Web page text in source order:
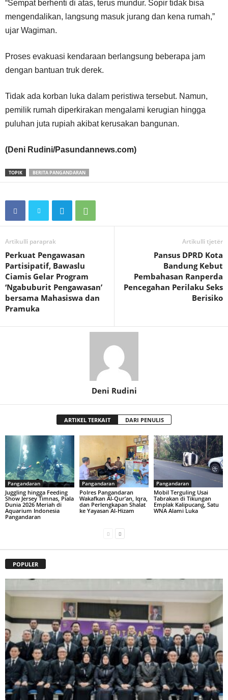
“Sempat berhenti di atas, terus mundur. Sopir tidak bisa
mengendalikan, langsung masuk jurang dan kena rumah,”
ujar Wagiman.
Proses evakuasi kendaraan berlangsung beberapa jam
dengan bantuan truk derek.
Tidak ada korban luka dalam peristiwa tersebut. Namun,
pemilik rumah diperkirakan mengalami kerugian hingga
puluhan juta rupiah akibat kerusakan bangunan.
(Deni Rudini/Pasundannews.com)
TOPIK BERITA PANGANDARAN
Artikulli paraprak
Perkuat Pengawasan
Partisipatif, Bawaslu
Ciamis Gelar Program
‘Ngabuburit Pengawasan’
bersama Mahasiswa dan
Pramuka
Artikulli tjetër
Pansus DPRD Kota
Bandung Kebut
Pembahasan Ranperda
Pencegahan Perilaku Seks
Berisiko
Deni Rudini
ARTIKEL TERKAIT DARI PENULIS
Pangandaran
Juggling hingga Feeding
Show Jersey Timnas, Piala
Dunia 2026 Meriah di
Aquarium Indonesia
Pangandaran
Pangandaran
Polres Pangandaran
Wakafkan Al-Qur’an, Iqra,
dan Perlengkapan Shalat
ke Yayasan Al-Hizam
Pangandaran
Mobil Terguling Usai
Tabrakan di Tikungan
Emplak Kalipucang, Satu
WNA Alami Luka
POPULER